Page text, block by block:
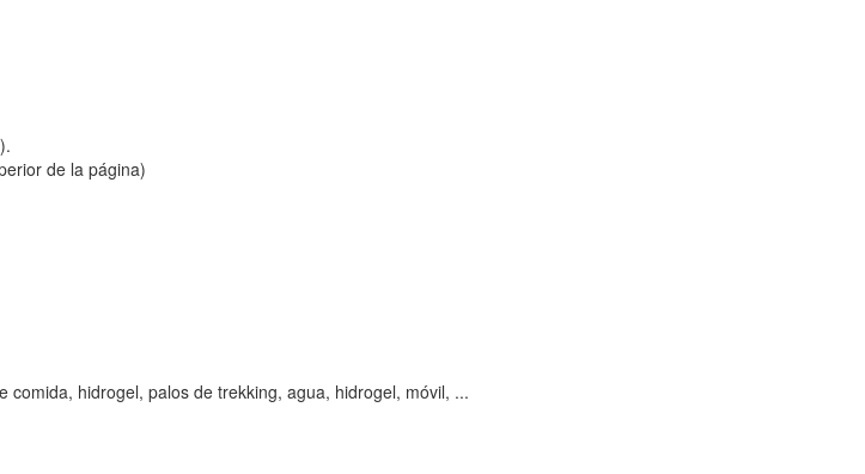
de la página)
hidrogel, palos de trekking, agua, hidrogel, móvil, ...